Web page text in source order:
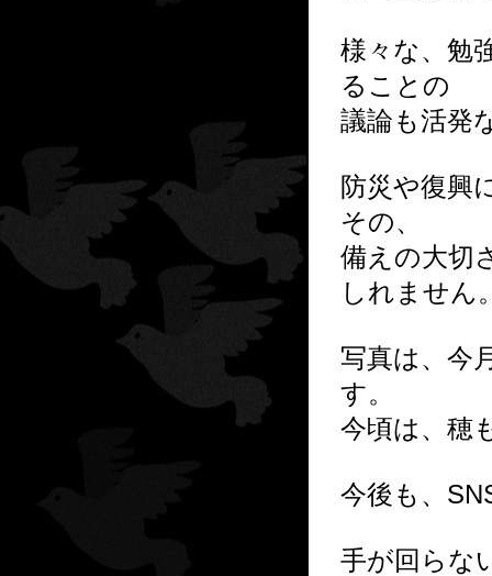
様々な、勉
ることの
議論も活発
防災や復興
その、
備えの大切
しれません
写真は、今
す。
今頃は、穂
今後も、
手が回らな